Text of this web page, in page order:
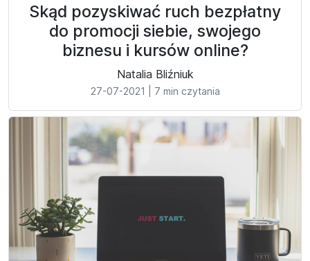
Skąd pozyskiwać ruch bezpłatny
do promocji siebie, swojego
biznesu i kursów online?
Natalia Bliźniuk
27-07-2021 7 min czytania